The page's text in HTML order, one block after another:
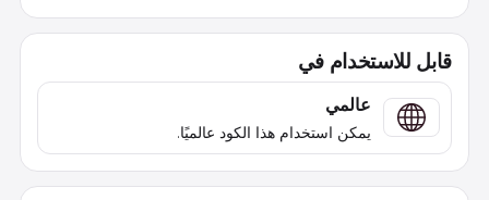
قابل للاستخدام في
عالمي
يمكن استخدام هذا الكود عالميًا.